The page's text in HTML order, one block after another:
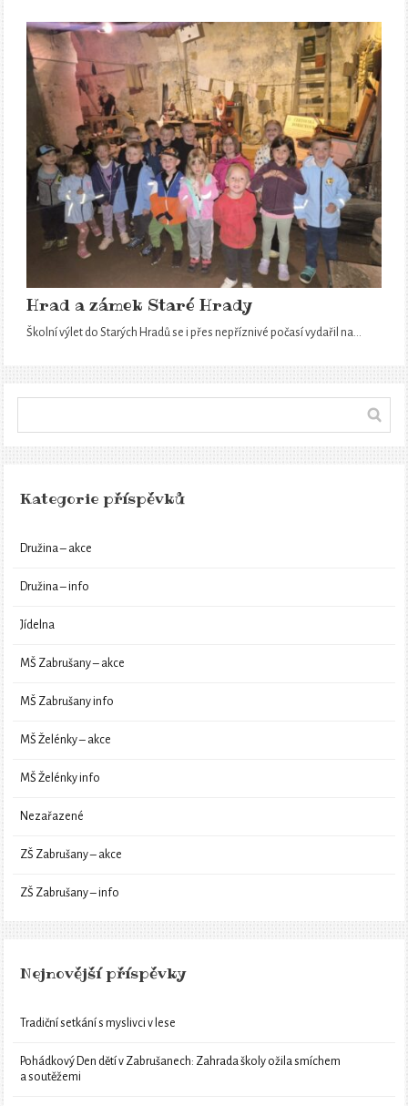
Hrad a zámek Staré Hrady
Školní výlet do Starých Hradů se i přes nepříznivé počasí vydařil na…
Kategorie příspěvků
Družina – akce
Družina – info
Jídelna
MŠ Zabrušany – akce
MŠ Zabrušany info
MŠ Želénky – akce
MŠ Želénky info
Nezařazené
ZŠ Zabrušany – akce
ZŠ Zabrušany – info
Nejnovější příspěvky
Tradiční setkání s myslivci v lese
Pohádkový Den dětí v Zabrušanech: Zahrada školy ožila smíchem
a soutěžemi